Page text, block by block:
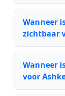
Wanneer
zichtbaar
Wanneer
voor